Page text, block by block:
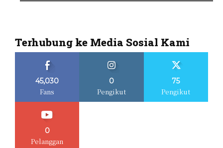
Terhubung ke Media Sosial Kami
45,030
Fans
0
Pengikut
75
Pengikut
0
Pelanggan